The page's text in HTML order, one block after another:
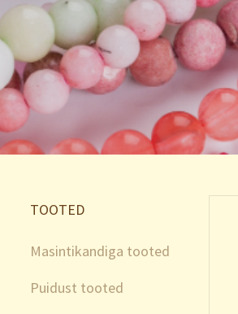
TOOTED
Masintikandiga tooted
Puidust tooted